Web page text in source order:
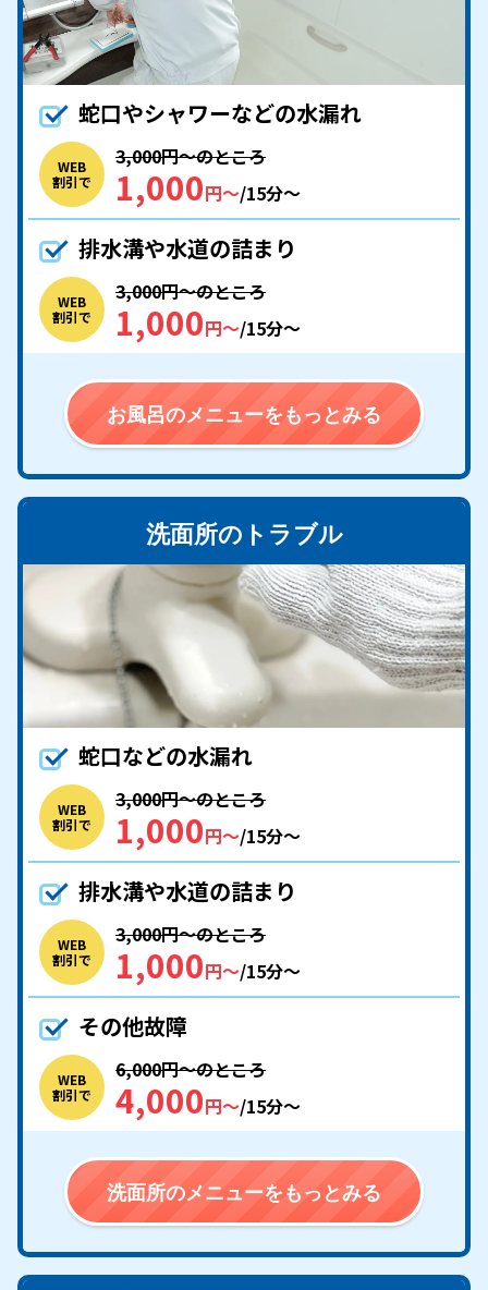
蛇口やシャワーなどの水漏れ
WEB
割引で
3,000円〜のところ
1,000円〜/15分〜
排水溝や水道の詰まり
WEB
割引で
3,000円〜のところ
1,000円〜/15分〜
お風呂のメニューをもっとみる
洗面所のトラブル
蛇口などの水漏れ
WEB
割引で
3,000円〜のところ
1,000円〜/15分〜
排水溝や水道の詰まり
WEB
割引で
3,000円〜のところ
1,000円〜/15分〜
その他故障
WEB
割引で
6,000円〜のところ
4,000円〜/15分〜
洗面所のメニューをもっとみる